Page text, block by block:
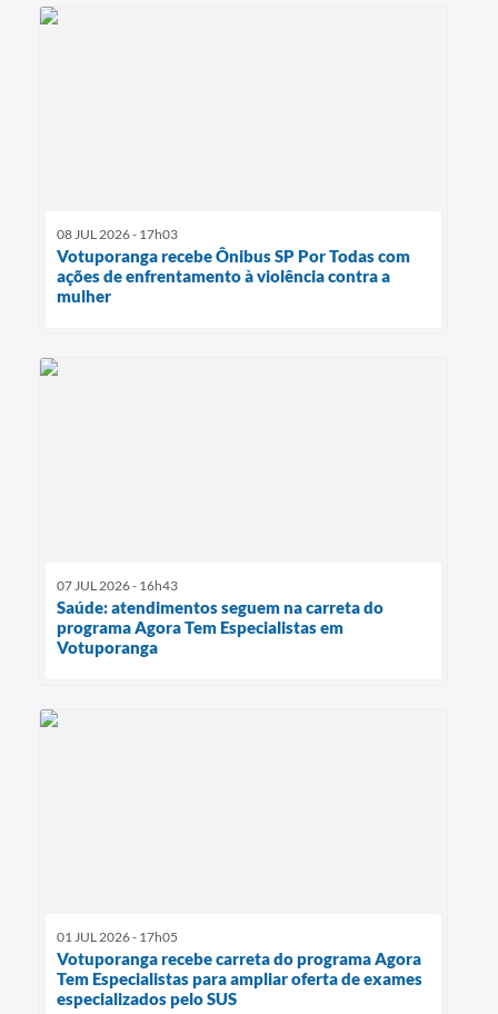
08 JUL 2026 - 17h03
Votuporanga recebe Ônibus SP Por Todas com
ações de enfrentamento à violência contra a
mulher
07 JUL 2026 - 16h43
Saúde: atendimentos seguem na carreta do
programa Agora Tem Especialistas em
Votuporanga
01 JUL 2026 - 17h05
Votuporanga recebe carreta do programa Agora
Tem Especialistas para ampliar oferta de exames
especializados pelo SUS